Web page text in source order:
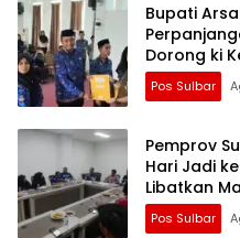
Bupati
Dorong ki
Lebih
Pos Sulbar
Pemprov
Hari Jadi
Libatkan
Pos Sulbar